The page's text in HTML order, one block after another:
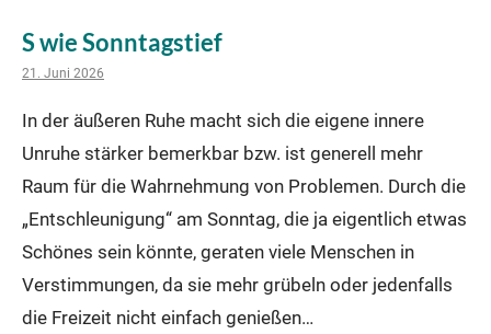
S wie Sonntagstief
21. Juni 2026
In der äußeren Ruhe macht sich die eigene innere
Unruhe stärker bemerkbar bzw. ist generell mehr
Raum für die Wahrnehmung von Problemen. Durch die
„Entschleunigung“ am Sonntag, die ja eigentlich etwas
Schönes sein könnte, geraten viele Menschen in
Verstimmungen, da sie mehr grübeln oder jedenfalls
die Freizeit nicht einfach genießen…